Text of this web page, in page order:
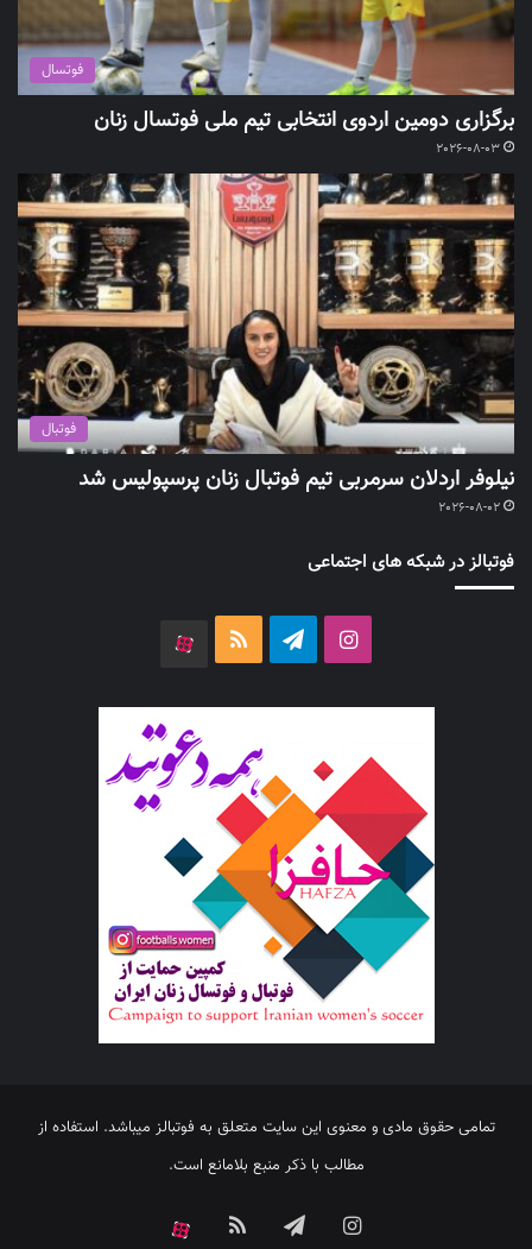
فوتسال
برگزاری دومین اردوی انتخابی تیم ملی فوتسال زنان
2026-08-03
فوتبال
نیلوفر اردلان سرمربی تیم فوتبال زنان پرسپولیس شد
2026-08-02
فوتبالز در شبکه های اجتماعی
اینستاگرامتلگرام خوراک
تمامی حقوق مادی و معنوی این سایت متعلق به فوتبالز میباشد. استفاده از
مطالب با ذکر منبع بلامانع است.
اینستاگرامتلگرام خوراک